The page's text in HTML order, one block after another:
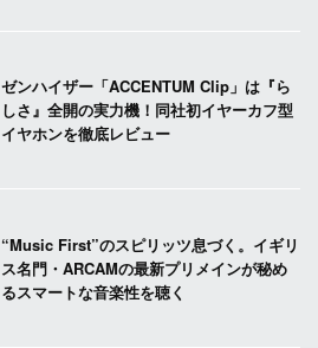
ゼンハイザー「ACCENTUM Clip」は『ら
しさ』全開の実力機！同社初イヤーカフ型
イヤホンを徹底レビュー
“Music First”のスピリッツ息づく。イギリ
ス名門・ARCAMの最新プリメインが秘め
るスマートな音楽性を聴く